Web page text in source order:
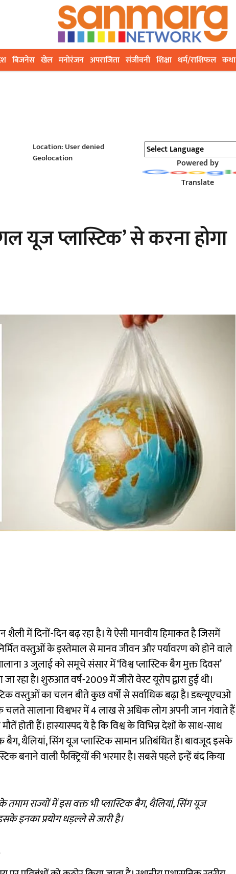
बिजनेस खेल मनोरंजन अपराजिता संजीवनी शिक्षा धर्म/राशिफल कथा
Location: User denied
Geolocation
Powered by
Translate
यूज प्लास्टिक’ से करना होगा
शैली में दिनों-दिन बढ़ रहा है। ये ऐसी मानवीय हिमाकत है जिसमें
वस्तुओं के इस्तेमाल से मानव जीवन और पर्यावरण को होने वाले
3 जुलाई को समूचे संसार में ‘विश्व प्लास्टिक बैग मुक्त दिवस’
रहा है। शुरुआत वर्ष-2009 में जीरो वेस्ट यूरोप द्वारा हुई थी।
वस्तुओं का चलन बीते कुछ वर्षों से सर्वाधिक बढ़ा है। डब्ल्यूएचओ
के चलते सालाना विश्वभर में 4 लाख से अधिक लोग अपनी जान गंवाते हैं
हैं। हास्यास्पद ये है कि विश्व के विभिन्न देशों के साथ-साथ
बैग, थैलियां, सिंग यूज प्लास्टिक सामान प्रतिबंधित हैं। बावजूद इसके
बनाने वाली फैक्ट्रियों की भरमार है। सबसे पहले इन्हें बंद किया
तमाम राज्यों में इस वक्त भी प्लास्टिक बैग, थैलियां, सिंग यूज
इनका प्रयोग धड़ल्ले से जारी है।